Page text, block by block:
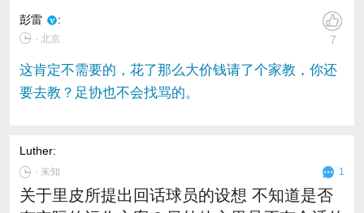
彭雷 :
∙ 北京 7
这肯定不需要的，花了那么大价钱请了个家教，你还
要去教？足协也不会找骂的。
Luther:
∙ 未知 1
关于里皮所提出回话球员的设想 不知道是否